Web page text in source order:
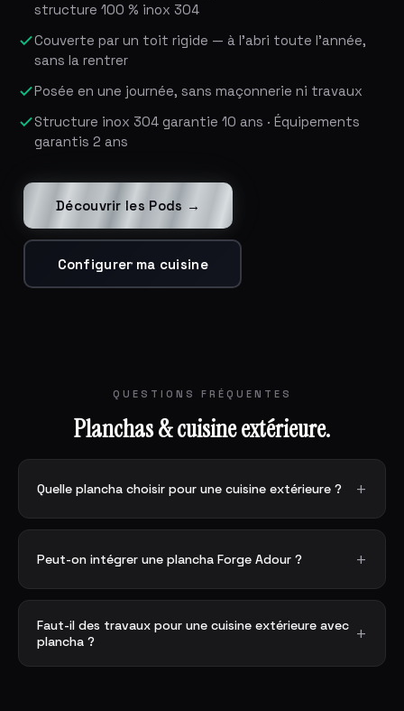
structure 100 % inox 304
Couverte par un toit rigide — à l'abri toute l'année,
sans la rentrer
Posée en une journée, sans maçonnerie ni travaux
Structure inox 304 garantie 10 ans · Équipements
garantis 2 ans
Découvrir les Pods →
Configurer ma cuisine
QUESTIONS FRÉQUENTES
Planchas & cuisine extérieure.
Quelle plancha choisir pour une cuisine extérieure ?
Peut-on intégrer une plancha Forge Adour ?
Faut-il des travaux pour une cuisine extérieure avec
plancha ?